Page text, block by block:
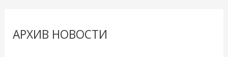
АРХИВ НОВОСТИ